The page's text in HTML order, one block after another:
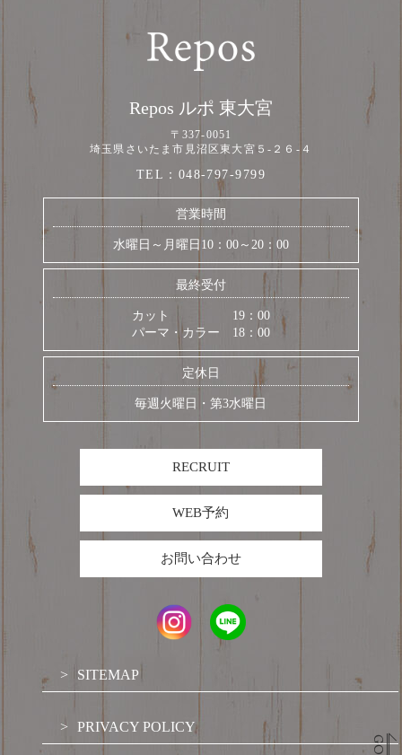
Repos ルポ 東大宮
〒337-0051
埼玉県さいたま市見沼区東大宮５-２６-４
TEL： 048-797-9799
営業時間
水曜日～月曜日10：00～20：00
最終受付
カット 19：00
パーマ・カラー 18：00
定休日
毎週火曜日・第3水曜日
RECRUIT
WEB予約
お問い合わせ
SITEMAP
PRIVACY POLICY